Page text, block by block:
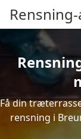
Få din
rensning i